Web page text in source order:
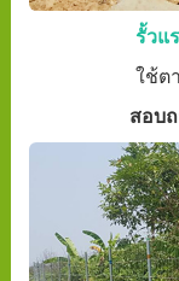
รั้วแ
ใช้ต
สอบ